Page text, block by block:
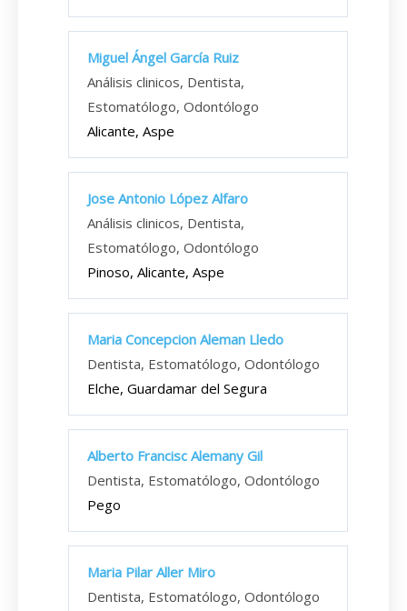
Miguel Ángel García Ruiz
Análisis clinicos, Dentista,
Estomatólogo, Odontólogo
Alicante, Aspe
Jose Antonio López Alfaro
Análisis clinicos, Dentista,
Estomatólogo, Odontólogo
Pinoso, Alicante, Aspe
Maria Concepcion Aleman Lledo
Dentista, Estomatólogo, Odontólogo
Elche, Guardamar del Segura
Alberto Francisc Alemany Gil
Dentista, Estomatólogo, Odontólogo
Pego
Maria Pilar Aller Miro
Dentista, Estomatólogo, Odontólogo